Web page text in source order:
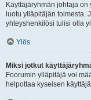
Käyttäjäryhmän johtaja
luotu ylläpitäjän toimesta.
yhteyshenkilösi tulisi olla
Ylös
Miksi jotkut
Foorumin ylläpitäjä voi
helpottaa kyseisen